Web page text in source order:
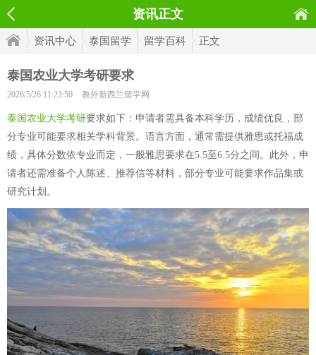
资讯正文
资讯中心 泰国留学 留学百科 正文
泰国农业大学考研要求
2026/5/26 11:23:50 教外新西兰留学网
泰国农业大学考研要求如下：申请者需具备本科学历，成绩优良，部
分专业可能要求相关学科背景。语言方面，通常需提供雅思或托福成
绩，具体分数依专业而定，一般雅思要求在5.5至6.5分之间。此外，申
请者还需准备个人陈述、推荐信等材料，部分专业可能要求作品集或
研究计划。